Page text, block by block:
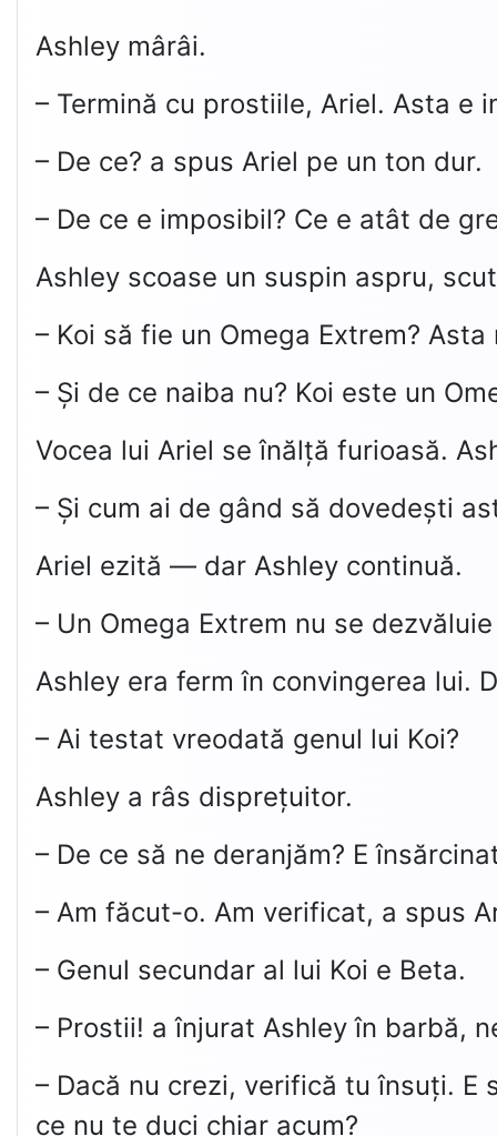
Ashley mârâi.
– Termină cu prostiile, Ariel. Asta e
– De ce? a spus Ariel pe un ton dur.
– De ce e imposibil? Ce e atât de
Ashley scoase un suspin aspru,
– Koi să fie un Omega Extrem?
– Și de ce naiba nu? Koi este un
Vocea lui Ariel se înălță furioasă.
– Și cum ai de gând să dovedești
Ariel ezită — dar Ashley continuă.
– Un Omega Extrem nu se
Ashley era ferm în convingerea lui.
– Ai testat vreodată genul lui Koi?
Ashley a râs disprețuitor.
– De ce să ne deranjăm? E
– Am făcut-o. Am verificat, a spus
– Genul secundar al lui Koi e Beta.
– Prostii! a înjurat Ashley în barbă,
– Dacă nu crezi, verifică tu însuți.
ce nu te duci chiar acum?